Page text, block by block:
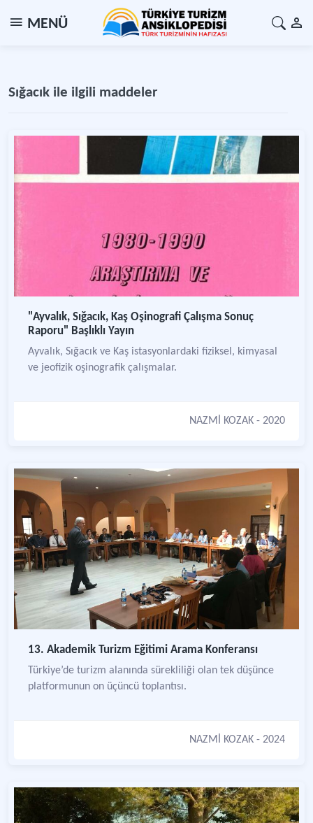
MENÜ
Sığacık ile ilgili maddeler
"Ayvalık, Sığacık, Kaş Oşinografi Çalışma Sonuç
Raporu" Başlıklı Yayın
Ayvalık, Sığacık ve Kaş istasyonlardaki fiziksel, kimyasal
ve jeofizik oşinografik çalışmalar.
NAZMİ KOZAK - 2020
13. Akademik Turizm Eğitimi Arama Konferansı
Türkiye’de turizm alanında sürekliliği olan tek düşünce
platformunun on üçüncü toplantısı.
NAZMİ KOZAK - 2024